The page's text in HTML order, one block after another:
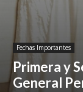
Fechas Importantes
Primera y
General